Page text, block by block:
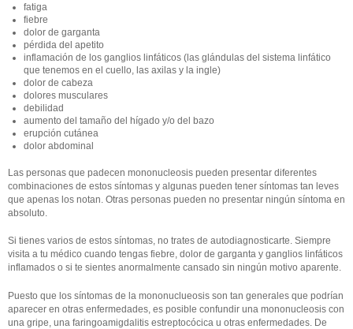
fatiga
fiebre
dolor de garganta
pérdida del apetito
inflamación de los ganglios linfáticos (las glándulas del sistema linfático
que tenemos en el cuello, las axilas y la ingle)
dolor de cabeza
dolores musculares
debilidad
aumento del tamaño del hígado y/o del bazo
erupción cutánea
dolor abdominal
Las personas que padecen mononucleosis pueden presentar diferentes
combinaciones de estos síntomas y algunas pueden tener síntomas tan leves
que apenas los notan. Otras personas pueden no presentar ningún síntoma en
absoluto.
Si tienes varios de estos síntomas, no trates de autodiagnosticarte. Siempre
visita a tu médico cuando tengas fiebre, dolor de garganta y ganglios linfáticos
inflamados o si te sientes anormalmente cansado sin ningún motivo aparente.
Puesto que los síntomas de la mononuclueosis son tan generales que podrían
aparecer en otras enfermedades, es posible confundir una mononucleosis con
una gripe, una faringoamigdalitis estreptocócica u otras enfermedades. De